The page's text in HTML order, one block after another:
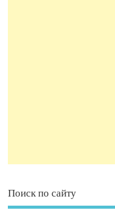
Поиск по сайту